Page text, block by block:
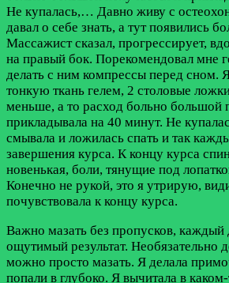
Не купалась,… Давно живу с
давал о себе знать, а тут появились
Массажист сказал, прогрессирует,
на правый бок. Порекомендовал мне
делать с ним компрессы перед сном.
тонкую ткань гелем, 2 столовые
меньше, а то расход больно большой
прикладывала на 40 минут. Не
смывала и ложилась спать и так
завершения курса. К концу курса
новенькая, боли, тянущие под
Конечно не рукой, это я утрирую,
почувствовала к концу курса.
Важно мазать без пропусков, каждый
ощутимый результат. Необязательно
можно просто мазать. Я делала
попали в глубоко. Я вычитала в